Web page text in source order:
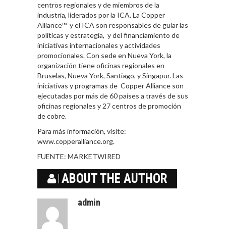
centros regionales y de miembros de la
industria, liderados por la ICA. La Copper
Alliance™ y el ICA son responsables de guiar las
políticas y estrategia, y del financiamiento de
iniciativas internacionales y actividades
promocionales. Con sede en Nueva York, la
organización tiene oficinas regionales en
Bruselas, Nueva York, Santiago, y Singapur. Las
iniciativas y programas de Copper Alliance son
ejecutadas por más de 60 países a través de sus
oficinas regionales y 27 centros de promoción
de cobre.
Para más información, visite:
www.copperalliance.org.
FUENTE: MARKETWIRED
ABOUT THE AUTHOR
admin